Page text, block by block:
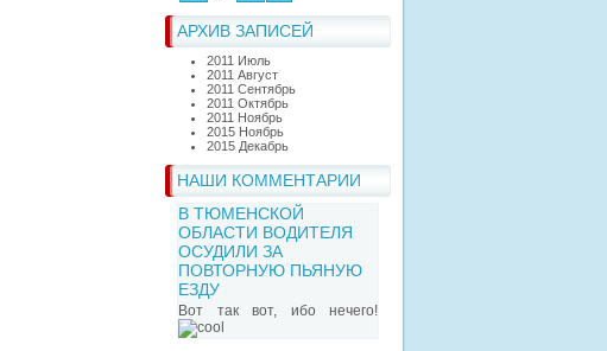
АРХИВ ЗАПИСЕЙ
2011 Июль
2011 Август
2011 Сентябрь
2011 Октябрь
2011 Ноябрь
2015 Ноябрь
2015 Декабрь
НАШИ КОММЕНТАРИИ
В ТЮМЕНСКОЙ
ОБЛАСТИ ВОДИТЕЛЯ
ОСУДИЛИ ЗА
ПОВТОРНУЮ ПЬЯНУЮ
ЕЗДУ
Вот так вот, ибо нечего!